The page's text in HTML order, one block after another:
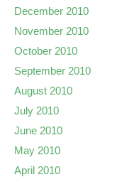
December 2010
November 2010
October 2010
September 2010
August 2010
July 2010
June 2010
May 2010
April 2010